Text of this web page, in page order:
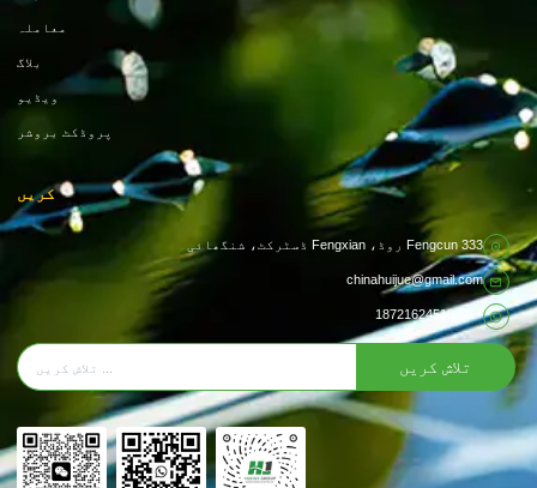
معاملہ
بلاگ
ویڈیو
پروڈکٹ بروشر
کریں
333 Fengcun روڈ، Fengxian ڈسٹرکٹ، شنگھائی
chinahuijue@gmail.com
+ 86 18721624519
تلاش کریں